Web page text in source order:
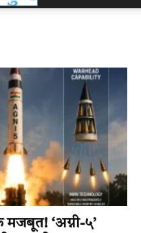
मजबूत! ‘अग्नी-५’